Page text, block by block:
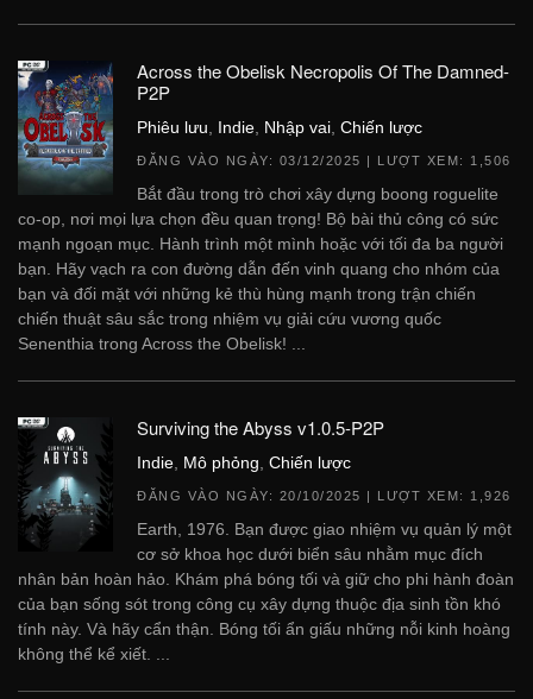
Across the Obelisk Necropolis Of The Damned-
P2P
Phiêu lưu Indie Nhập vai Chiến lược
ĐĂNG VÀO NGÀY: 03/12/2025 | LƯỢT XEM: 1,506
Bắt đầu trong trò chơi xây dựng boong roguelite
co-op, nơi mọi lựa chọn đều quan trọng! Bộ bài thủ công có sức
mạnh ngoạn mục. Hành trình một mình hoặc với tối đa ba người
bạn. Hãy vạch ra con đường dẫn đến vinh quang cho nhóm của
bạn và đối mặt với những kẻ thù hùng mạnh trong trận chiến
chiến thuật sâu sắc trong nhiệm vụ giải cứu vương quốc
Senenthia trong Across the Obelisk! ...
Surviving the Abyss v1.0.5-P2P
Indie Mô phỏng Chiến lược
ĐĂNG VÀO NGÀY: 20/10/2025 | LƯỢT XEM: 1,926
Earth, 1976. Bạn được giao nhiệm vụ quản lý một
cơ sở khoa học dưới biển sâu nhằm mục đích
nhân bản hoàn hảo. Khám phá bóng tối và giữ cho phi hành đoàn
của bạn sống sót trong công cụ xây dựng thuộc địa sinh tồn khó
tính này. Và hãy cẩn thận. Bóng tối ẩn giấu những nỗi kinh hoàng
không thể kể xiết. ...